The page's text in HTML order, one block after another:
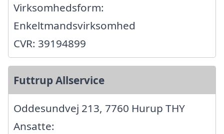
Virksomhedsform:
Enkeltmandsvirksomhed
CVR: 39194899
Futtrup Allservice
Oddesundvej 213, 7760 Hurup THY
Ansatte: